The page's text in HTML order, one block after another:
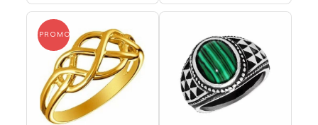
initial
€35,00.
actuel
PROMO !